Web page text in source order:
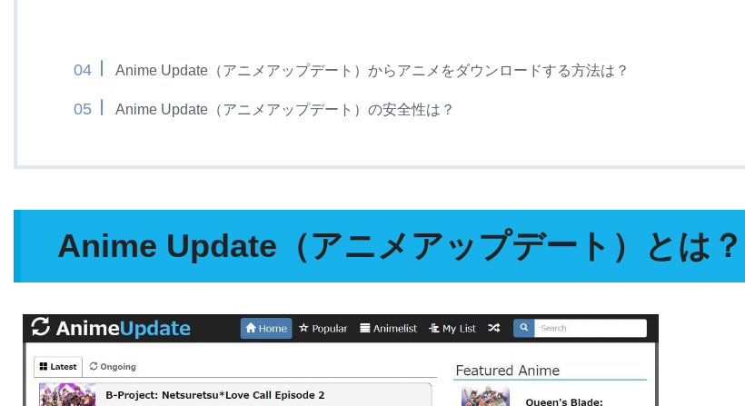
Anime Update（アニメアップデート）からアニメをダウンロードする方法は？
Anime Update（アニメアップデート）の安全性は？
Anime Update（アニメアップデート）とは？